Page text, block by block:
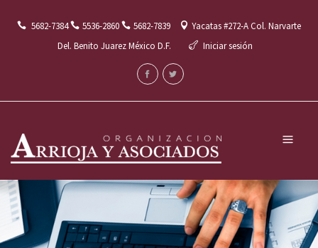
5682-7384 5536-2860 5682-7839
Yacatas #272-A Col. Narvarte
Del. Benito Juarez México D.F.
Iniciar sesión
Menú